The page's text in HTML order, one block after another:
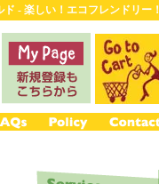
- 楽しい！エコフレンドリー！